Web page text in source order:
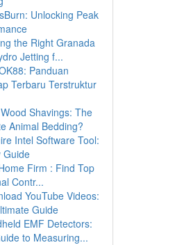
Unlocking Peak
the Right Granada
Jetting f...
Panduan
Terbaru Terstruktur
Shavings: The
Animal Bedding?
Intel Software Tool:
Guide
Firm : Find Top
Contr...
YouTube Videos:
Guide
EMF Detectors:
to Measuring...